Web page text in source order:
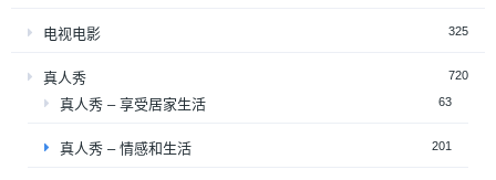
电视电影 325
真人秀 720
真人秀 – 享受居家生活 63
真人秀 – 情感和生活 201